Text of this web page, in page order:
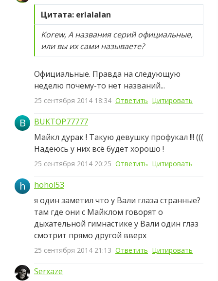
Цитата: erlalalan
Korew, А названия серий официальные,
или вы их сами называете?
Официальные. Правда на следующую
неделю почему-то нет названий...
25 сентября 2014 18:34 Ответить Цитировать
B
BUKTOP77777
Майкл дурак ! Такую девушку профукал !!! (((
Надеюсь у них всё будет хорошо !
25 сентября 2014 20:25 Ответить Цитировать
h
hohol53
я один заметил что у Вали глаза странные?
там где они с Майклом говорят о
дыхательной гимнастике у Вали один глаз
смотрит прямо другой вверх
25 сентября 2014 21:13 Ответить Цитировать
Serxaze